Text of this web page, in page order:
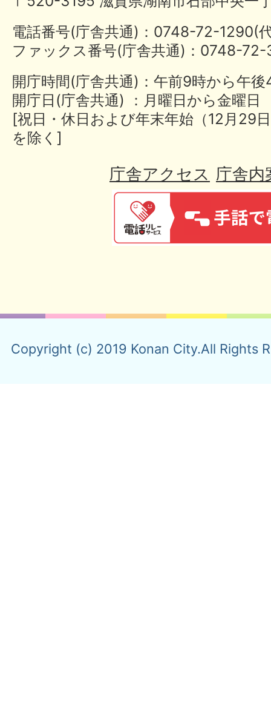
電話番号(庁舎共通)：0748-72-
ファックス番号(庁舎共通)：0748-
開庁時間(庁舎共通)：午前9時から午
開庁日(庁舎共通) ：月曜日から金曜日
[祝日・休日および年末年始（12月29
を除く]
庁舎アクセス 庁舎内
Copyright (c) 2019 Konan City.All Rights